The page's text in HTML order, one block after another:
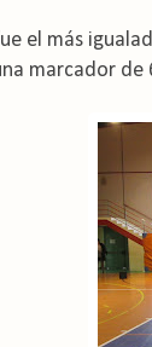
el más
marcador de